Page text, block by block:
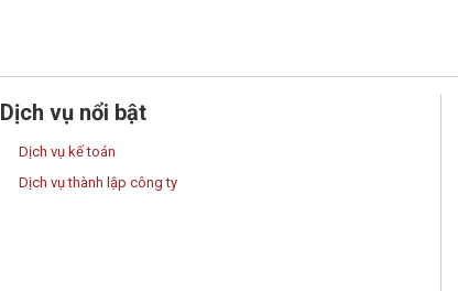
Dịch vụ nổi bật
Dịch vụ kế toán
Dịch vụ thành lập công ty